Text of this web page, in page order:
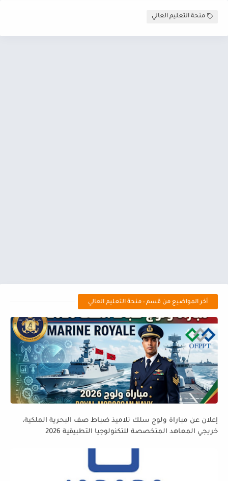
منحة التعليم العالي
أخر المواضيع من قسم : منحة التعليم العالي
إعلان عن مباراة ولوج سلك تلاميذ ضباط صف البحرية الملكية،
خريجي المعاهد المتخصصة للتكنولوجيا التطبيقية 2026